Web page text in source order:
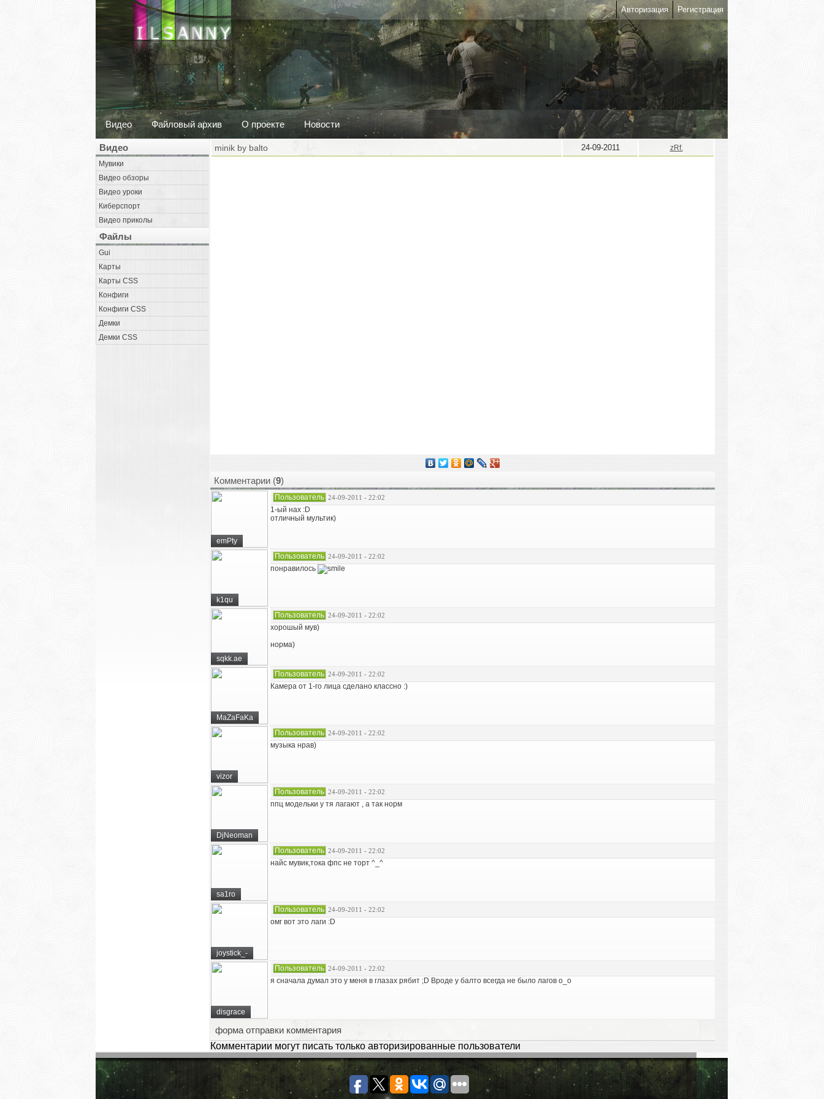
Авторизация Регистрация
Видео Файловый архив О проекте Новости
Видео
Мувики
Видео обзоры
Видео уроки
Киберспорт
Видео приколы
Файлы
Gui
Карты
Карты CSS
Конфиги
Конфиги CSS
Демки
Демки CSS
minik by balto 24-09-2011 zRf.
Комментарии (9)
emPty
Пользователь 24-09-2011 - 22:02
1-ый нах :D
отличный мультик)
k1qu
Пользователь 24-09-2011 - 22:02
понравилось
sqkk.ae
Пользователь 24-09-2011 - 22:02
хорошый мув)
норма)
MaZaFaKa
Пользователь 24-09-2011 - 22:02
Камера от 1-го лица сделано классно :)
vizor
Пользователь 24-09-2011 - 22:02
музыка нрав)
DjNeoman
Пользователь 24-09-2011 - 22:02
ппц модельки у тя лагают , а так норм
sa1ro
Пользователь 24-09-2011 - 22:02
найс мувик,тока фпс не торт ^_^
joystick_-
Пользователь 24-09-2011 - 22:02
омг вот это лаги :D
disgrace
Пользователь 24-09-2011 - 22:02
я сначала думал это у меня в глазах рябит ;D Вроде у балто всегда не было лагов о_о
форма отправки комментария
Комментарии могут писать только авторизированные пользователи